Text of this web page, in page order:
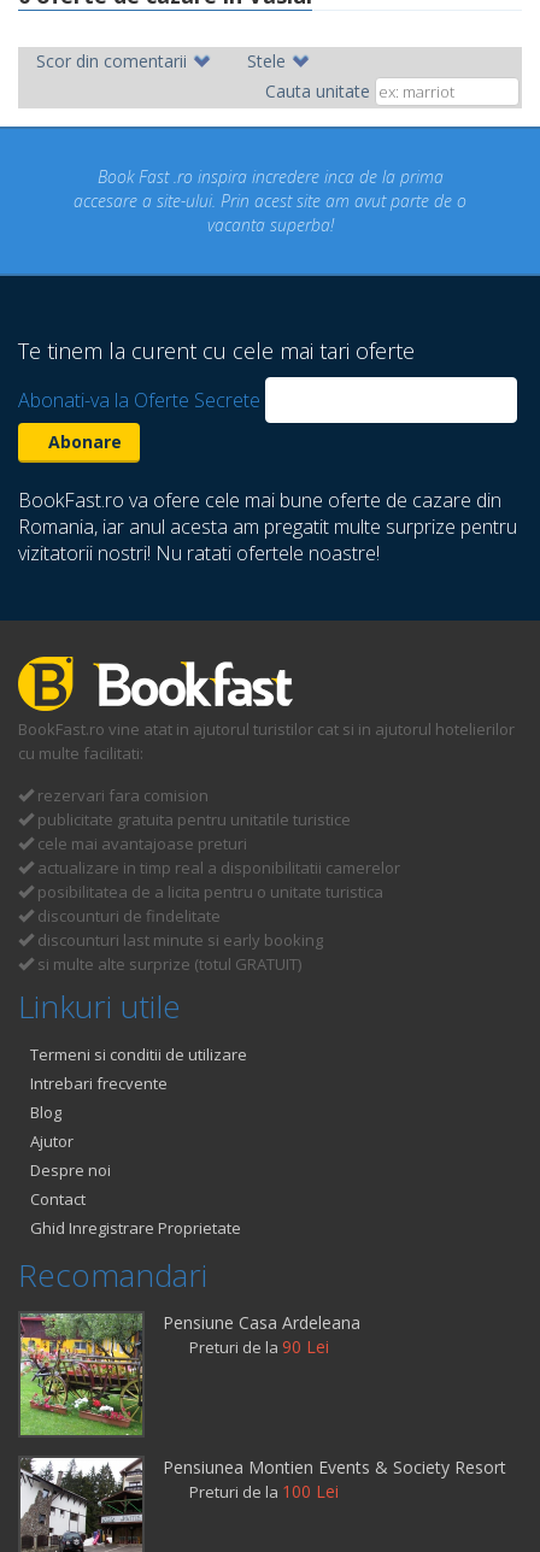
Scor din comentarii
Stele
Cauta unitate
.ro inspira incredere inca de la prima
a site-ului. Prin acest site am avut parte de o
Concediul
un
Te tinem la curent cu cele mai tari oferte
Abonati-va la Oferte Secrete
BookFast.ro va ofere cele mai bune oferte de cazare din
Romania, iar anul acesta am pregatit multe surprize pentru
vizitatorii nostri! Nu ratati ofertele noastre!
BookFast.ro vine atat in ajutorul turistilor cat si in ajutorul hotelierilor
cu multe facilitati:
rezervari fara comision
publicitate gratuita pentru unitatile turistice
cele mai avantajoase preturi
actualizare in timp real a disponibilitatii camerelor
posibilitatea de a licita pentru o unitate turistica
discounturi de findelitate
discounturi last minute si early booking
si multe alte surprize (totul GRATUIT)
Linkuri utile
Termeni si conditii de utilizare
Intrebari frecvente
Blog
Ajutor
Despre noi
Contact
Ghid Inregistrare Proprietate
Recomandari
Pensiune Casa Ardeleana
Preturi de la 90 Lei
Pensiunea Montien Events & Society Resort
Preturi de la 100 Lei